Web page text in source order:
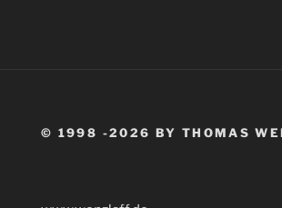
© 1998 -2026 BY THOMAS